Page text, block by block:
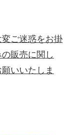
ご迷惑をお掛
販売に関し
いいたしま